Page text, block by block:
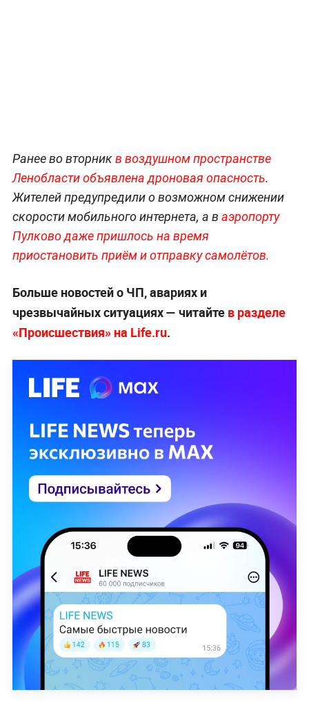
Ранее во вторникв воздушном пространстве
Ленобласти объявлена дроновая опасность.
Жителей предупредили о возможном снижении
скорости мобильного интернета, а в аэропорту
Пулково даже пришлось на время
приостановить приём и отправку самолётов.
Больше новостей о ЧП, авариях и
чрезвычайных ситуациях — читайте в разделе
«Происшествия» на Life.ru.